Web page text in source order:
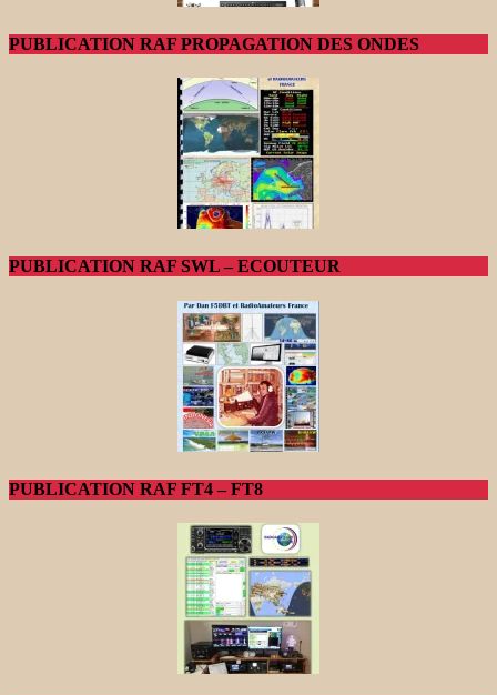
PUBLICATION RAF PROPAGATION DES ONDES
PUBLICATION RAF SWL – ECOUTEUR
PUBLICATION RAF FT4 – FT8